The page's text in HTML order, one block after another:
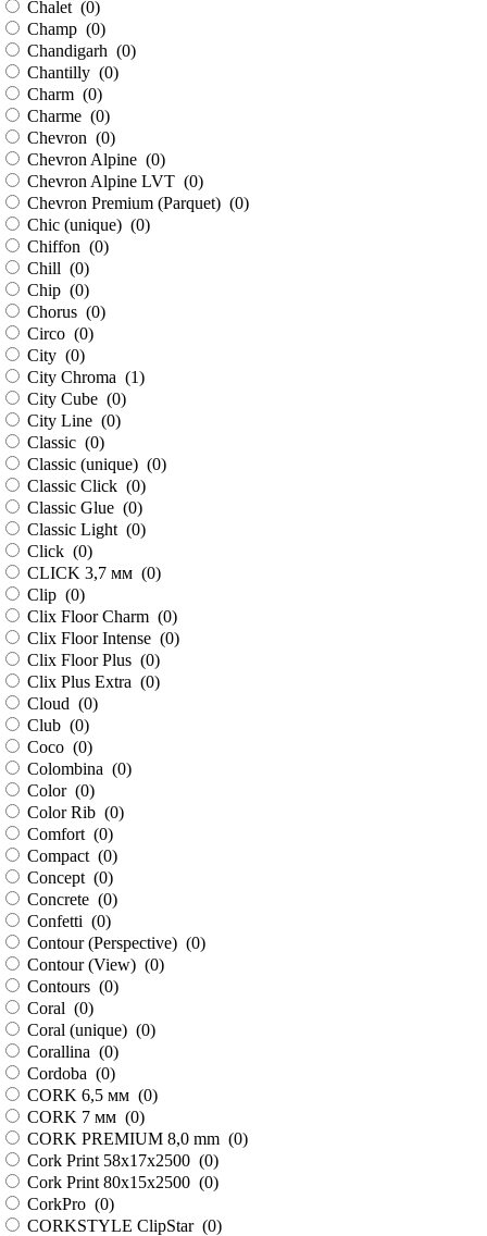
Chalet (0)
Champ (0)
Chandigarh (0)
Chantilly (0)
Charm (0)
Charme (0)
Chevron (0)
Chevron Alpine (0)
Chevron Alpine LVT (0)
Chevron Premium (Parquet) (0)
Chic (unique) (0)
Chiffon (0)
Chill (0)
Chip (0)
Chorus (0)
Circo (0)
City (0)
City Chroma (1)
City Cube (0)
City Line (0)
Classic (0)
Classic (unique) (0)
Classic Click (0)
Classic Glue (0)
Classic Light (0)
Click (0)
CLICK 3,7 мм (0)
Clip (0)
Clix Floor Charm (0)
Clix Floor Intense (0)
Clix Floor Plus (0)
Clix Plus Extra (0)
Cloud (0)
Club (0)
Coco (0)
Colombina (0)
Color (0)
Color Rib (0)
Comfort (0)
Compact (0)
Concept (0)
Concrete (0)
Confetti (0)
Contour (Perspective) (0)
Contour (View) (0)
Contours (0)
Coral (0)
Coral (unique) (0)
Corallina (0)
Cordoba (0)
CORK 6,5 мм (0)
CORK 7 мм (0)
CORK PREMIUM 8,0 mm (0)
Cork Print 58х17х2500 (0)
Cork Print 80x15x2500 (0)
CorkPro (0)
CORKSTYLE ClipStar (0)